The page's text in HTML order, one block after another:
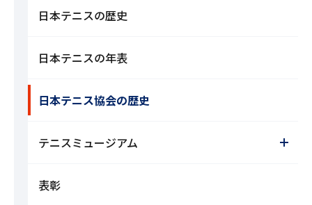
日本テニスの歴史
日本テニスの年表
日本テニス協会の歴史
テニスミュージアム
表彰